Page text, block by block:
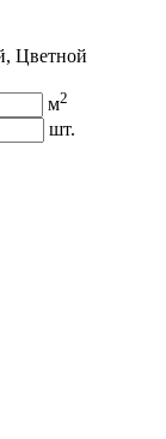
Цветной
м2
шт.